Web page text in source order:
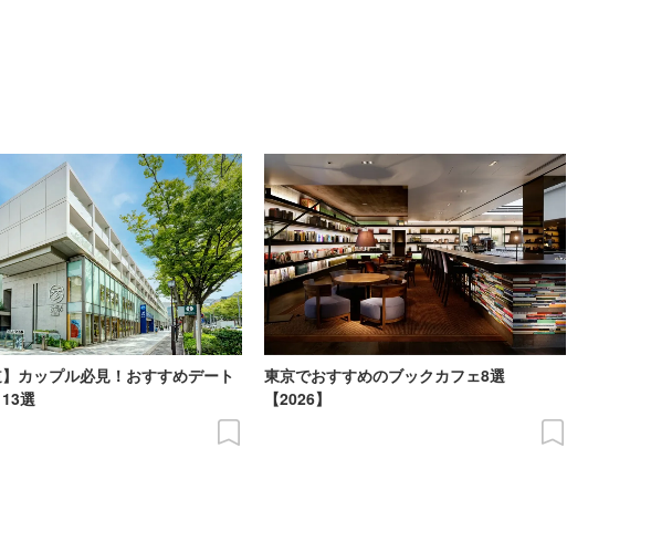
】カップル必見！おすすめデート
選
東京でおすすめのブックカフェ8選
【2026】